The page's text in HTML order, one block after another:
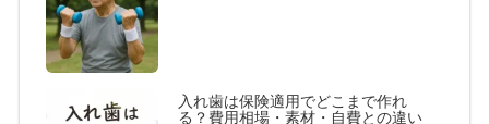
入れ歯は保険適用でどこまで作れ
る？費用相場・素材・自費との違い